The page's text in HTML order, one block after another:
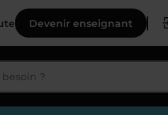
Devenir enseignant